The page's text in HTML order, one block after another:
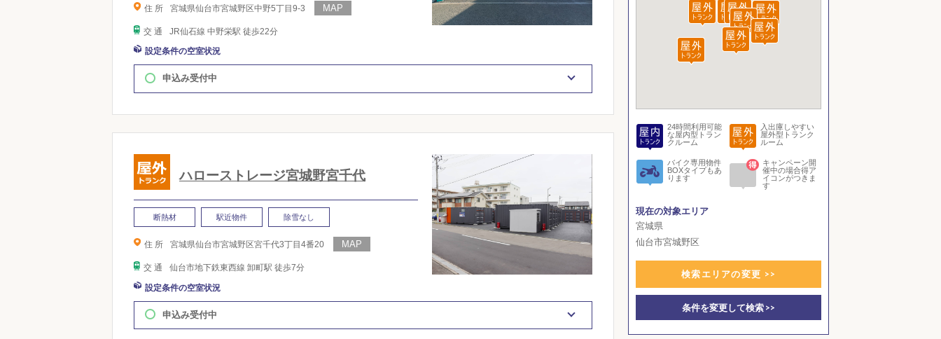
住 所 宮城県仙台市宮城野区中野5丁目9-3
交 通
JR仙石線 中野栄駅 徒歩22分
設定条件の空室状況
申込み受付中
ハローストレージ宮城野宮千代
断熱材 駅近物件 除雪なし
住 所 宮城県仙台市宮城野区宮千代3丁目4番20
交 通 仙台市地下鉄東西線 卸町駅 徒歩7分
設定条件の空室状況
申込み受付中
24時間利用可能
な屋内型トラン
クルーム
入出庫しやすい
屋外型トランク
ルーム
バイク専用物件
BOXタイプもあ
ります
キャンペーン開
催中の場合得ア
イコンがつきま
す
現在の対象エリア
宮城県
仙台市宮城野区
検索エリアの変更 >>
条件を変更して検索 >>